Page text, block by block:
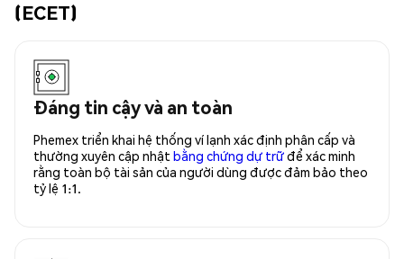
(ECET)
Đáng tin cậy và an toàn
Phemex triển khai hệ thống ví lạnh xác định phân cấp và
thường xuyên cập nhật bằng chứng dự trữđể xác minh
rằng toàn bộ tài sản của người dùng được đảm bảo theo
tỷ lệ 1:1.